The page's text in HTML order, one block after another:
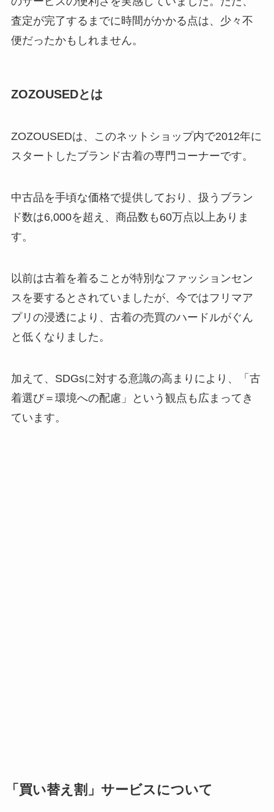
査定が完了するまでに時間がかかる点は、少々不
便だったかもしれません。
ZOZOUSEDとは
ZOZOUSEDは、このネットショップ内で2012年に
スタートしたブランド古着の専門コーナーです。
中古品を手頃な価格で提供しており、扱うブラン
ド数は6,000を超え、商品数も60万点以上ありま
す。
以前は古着を着ることが特別なファッションセン
スを要するとされていましたが、今ではフリマア
プリの浸透により、古着の売買のハードルがぐん
と低くなりました。
加えて、SDGsに対する意識の高まりにより、「古
着選び＝環境への配慮」という観点も広まってき
ています。
「買い替え割」サービスについて